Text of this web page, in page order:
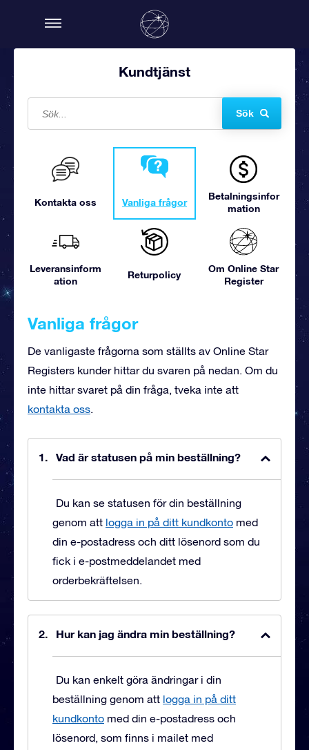
Kundtjänst
Sök
Kontakta oss Vanliga frågor
Betalningsinfor
mation
Leveransinform
ation
Returpolicy
Om Online Star
Register
Vanliga frågor
De vanligaste frågorna som ställts av Online Star
Registers kunder hittar du svaren på nedan. Om du
inte hittar svaret på din fråga, tveka inte att
kontakta oss.
Vad är statusen på min beställning?
Du kan se statusen för din beställning
genom att logga in på ditt kundkonto med
din e-postadress och ditt lösenord som du
fick i e-postmeddelandet med
orderbekräftelsen.
Hur kan jag ändra min beställning?
Du kan enkelt göra ändringar i din
beställning genom att logga in på ditt
kundkonto med din e-postadress och
lösenord, som finns i mailet med